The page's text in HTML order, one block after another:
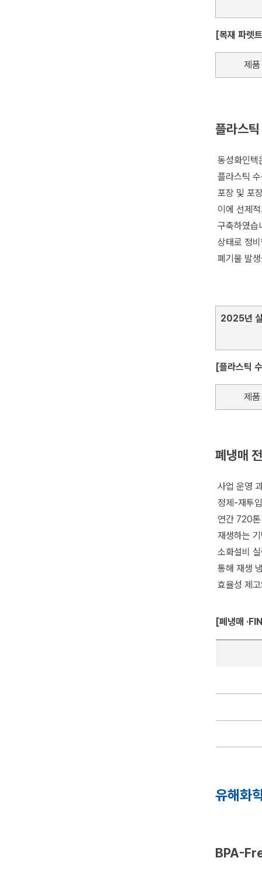
[목재 파렛
제
플라스
동성화인텍
플라스틱
포장 및 포
이에 선제
구축하였습
상태로 정
폐기물 발
2025년
[플라스틱
제
폐냉매
사업 운영
정제-재투
연간 720톤
재생하는
소화설비
통해 재생
효율성 제
[폐냉매
유해화
BPA-